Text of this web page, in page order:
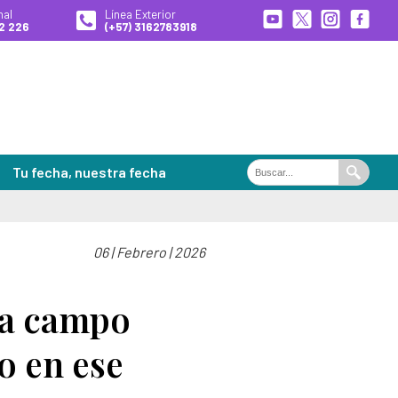
226
Línea Exterior
(+57) 3162783918
Tu fecha, nuestra fecha
Buscar
en
Buscar
06 | Febrero | 2026
campo
en ese